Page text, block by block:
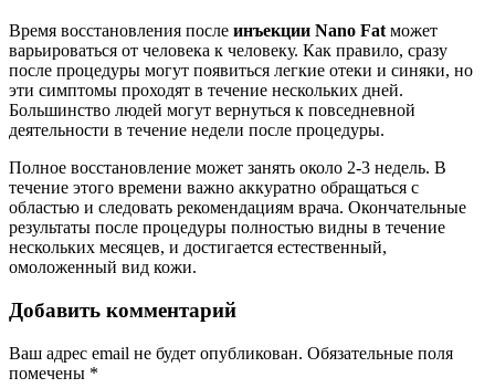
Время восстановления после инъекции Nano Fat может
варьироваться от человека к человеку. Как правило, сразу
после процедуры могут появиться легкие отеки и синяки, но
эти симптомы проходят в течение нескольких дней.
Большинство людей могут вернуться к повседневной
деятельности в течение недели после процедуры.
Полное восстановление может занять около 2-3 недель. В
течение этого времени важно аккуратно обращаться с
областью и следовать рекомендациям врача. Окончательные
результаты после процедуры полностью видны в течение
нескольких месяцев, и достигается естественный,
омоложенный вид кожи.
Добавить комментарий
Ваш адрес email не будет опубликован. Обязательные поля
помечены *